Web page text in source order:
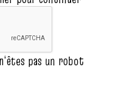
pas un robot